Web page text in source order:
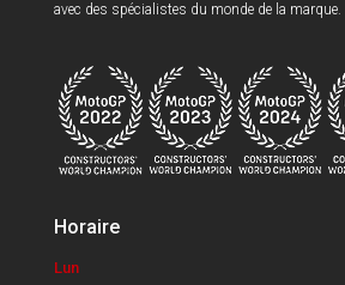
avec des spécialistes du monde de la marque.
Horaire
Lun